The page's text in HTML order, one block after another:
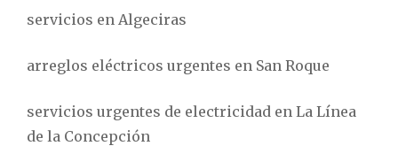
servicios en Algeciras
arreglos eléctricos urgentes en San Roque
servicios urgentes de electricidad en La Línea
de la Concepción